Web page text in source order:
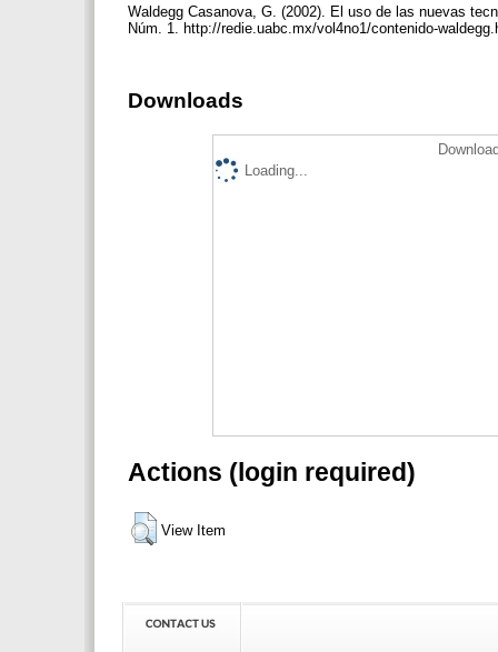
Waldegg Casanova, G. (2002). El uso de las nuevas
Núm. 1. http://redie.uabc.mx/vol4no1/contenido-
Downloads
Loading...
Actions (login required)
View Item